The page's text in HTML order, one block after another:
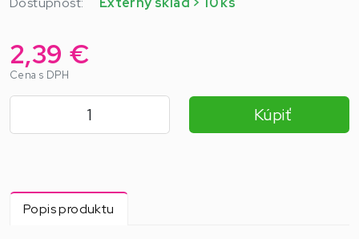
2,39 €
Cena s DPH
Kúpiť
Popis produktu